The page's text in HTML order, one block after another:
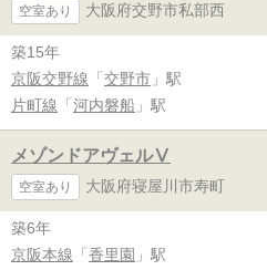
空室あり 大阪府交野市私部西
築15年
京阪交野線 「 交野市 」駅
片町線 「 河内磐船 」駅
メゾンドアヴェルⅤ
空室あり 大阪府寝屋川市寿町
築6年
京阪本線 「 香里園 」駅